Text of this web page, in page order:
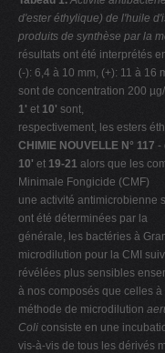
d'ester éthylique) de l'huile
produits de synthèse par la
résultats ont été interprétés
(-): 6,4 à 10 mm, (+): 11 à 16
sont de concentration 200
1' et 10' sont,
respectivement, les esters
CHIMIE NOUVELLE N° 117 -
10' et 19-21 alors que les
Minimale Fongicide (CMF)
une activité antimicrobienne
ont été déterminées par la
générale, les bactéries à
microdilution pour la CMI
révélées plus sensibles
à nos composés que celles à
méthode de microdilution
Coli consiste en une
vis-à-vis de tous les dérivés